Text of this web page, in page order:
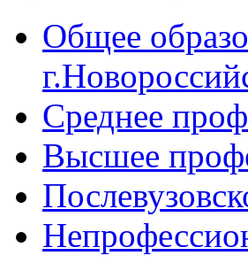
Общее
Среднее
Высшее